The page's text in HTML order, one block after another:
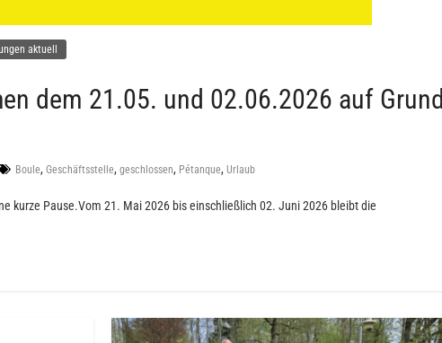
aktuell
dem 21.05. und 02.06.2026 auf Grund
Boule, Geschäftsstelle, geschlossen, Pétanque, Urlaub
kurze Pause.Vom 21. Mai 2026 bis einschließlich 02. Juni 2026 bleibt die